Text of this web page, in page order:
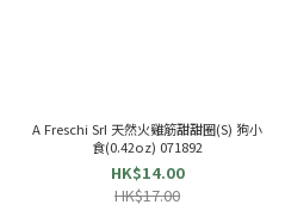
A Freschi SrI 天然火雞筋甜甜圈(S) 狗小
食(0.42oz) 071892
HK$14.00
HK$17.00